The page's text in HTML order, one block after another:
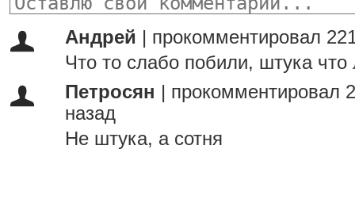
Андрей
прокомментировал
Что то слабо побили, штука что
Петросян
прокомментировал
назад
Не штука, а сотня